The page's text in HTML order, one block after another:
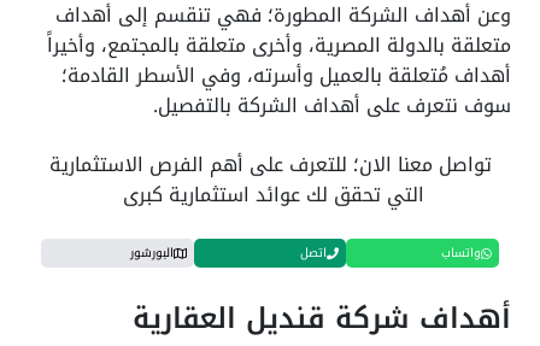
وعن أهداف الشركة المطورة؛ فهي تنقسم إلى أهداف
متعلقة بالدولة المصرية، وأخرى متعلقة بالمجتمع، وأخيراً
أهداف مُتعلقة بالعميل وأسرته، وفي الأسطر القادمة؛
سوف نتعرف على أهداف الشركة بالتفصيل.
تواصل معنا الان؛ للتعرف على أهم الفرص الاستثمارية
التي تحقق لك عوائد استثمارية كبرى
واتساب اتصل البورشور
أهداف شركة قنديل العقارية